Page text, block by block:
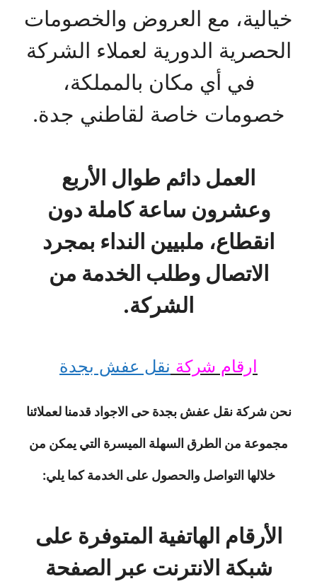
خيالية، مع العروض والخصومات
الحصرية الدورية لعملاء الشركة
في أي مكان بالمملكة،
خصومات خاصة لقاطني جدة.
العمل دائم طوال الأربع
وعشرون ساعة كاملة دون
انقطاع، ملبيين النداء بمجرد
الاتصال وطلب الخدمة من
الشركة.
ارقام شركة نقل عفش بجدة
نحن شركة نقل عفش بجدة حى الاجواد قدمنا لعملائنا
مجموعة من الطرق السهلة الميسرة التي يمكن من
خلالها التواصل والحصول على الخدمة كما يلي:
الأرقام الهاتفية المتوفرة على
شبكة الانترنت عبر الصفحة